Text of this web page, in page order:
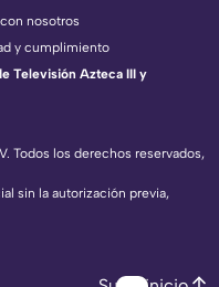
Todos los derechos reservados,
sin la autorización previa,
nosotros
y cumplimiento
Televisión Azteca III y